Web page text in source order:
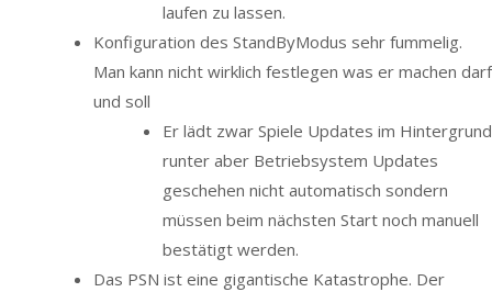
laufen zu lassen.
Konfiguration des StandByModus sehr fummelig.
Man kann nicht wirklich festlegen was er machen darf
und soll
Er lädt zwar Spiele Updates im Hintergrund
runter aber Betriebsystem Updates
geschehen nicht automatisch sondern
müssen beim nächsten Start noch manuell
bestätigt werden.
Das PSN ist eine gigantische Katastrophe. Der